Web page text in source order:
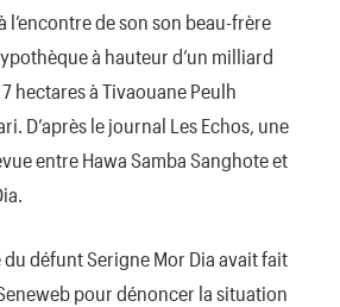
l’encontre de son son beau-frère
à hauteur d’un milliard
hectares à Tivaouane Peulh
D’après le journal Les Echos, une
entre Hawa Samba Sanghote et
du défunt Serigne Mor Dia avait fait
pour dénoncer la situation